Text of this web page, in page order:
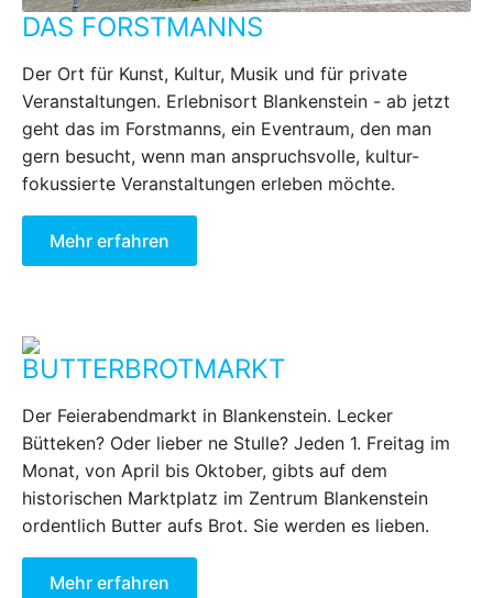
DAS FORSTMANNS
Der Ort für Kunst, Kultur, Musik und für private
Veranstaltungen. Erlebnisort Blankenstein - ab jetzt
geht das im Forstmanns, ein Eventraum, den man
gern besucht, wenn man anspruchsvolle, kultur-
fokussierte Veranstaltungen erleben möchte.
Mehr erfahren
BUTTERBROTMARKT
Der Feierabendmarkt in Blankenstein. Lecker
Bütteken? Oder lieber ne Stulle? Jeden 1. Freitag im
Monat, von April bis Oktober, gibts auf dem
historischen Marktplatz im Zentrum Blankenstein
ordentlich Butter aufs Brot. Sie werden es lieben.
Mehr erfahren